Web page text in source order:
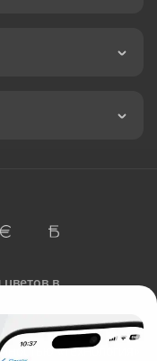
в
«Технология»